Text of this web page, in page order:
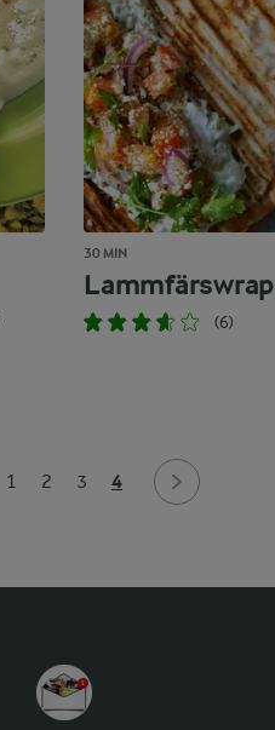
30 MIN
Lammfärswrap
(6)
1 2 3 4